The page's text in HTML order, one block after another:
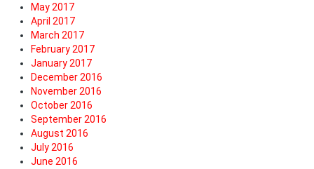
May 2017
April 2017
March 2017
February 2017
January 2017
December 2016
November 2016
October 2016
September 2016
August 2016
July 2016
June 2016